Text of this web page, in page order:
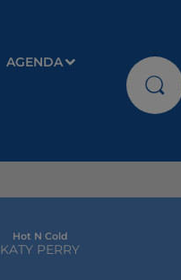
AGENDA
Hot N Cold
KATY PERRY